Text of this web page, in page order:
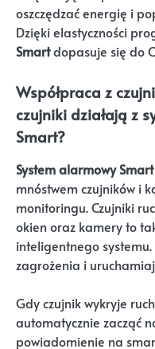
oszczędzać energię i
Dzięki elastyczności
Smartdopasuje się do
Współpraca z
czujniki działają z
Smart?
System alarmowy Smart
mnóstwem czujników i
monitoringu. Czujniki
okien oraz kamery to
inteligentnego systemu.
zagrożenia i
Gdy czujnik wykryje
automatycznie zacząć
powiadomienie na